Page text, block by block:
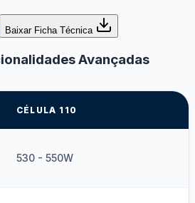
Baixar Ficha Técnica
Avançadas
CÉLULA 110
530 - 550W